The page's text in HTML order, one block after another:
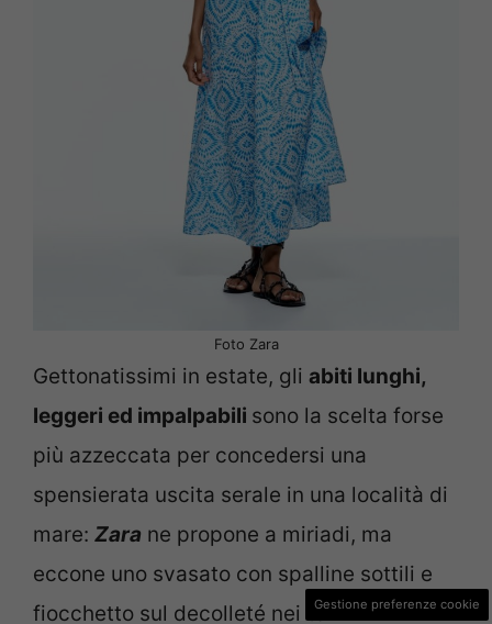
Foto Zara
Gettonatissimi in estate, gli abiti lunghi,
leggeri ed impalpabili sono la scelta forse
più azzeccata per concedersi una
spensierata uscita serale in una località di
mare: Zara ne propone a miriadi, ma
eccone uno svasato con spalline sottili e
fiocchetto sul decolleté nei toniGestione preferenze cookie